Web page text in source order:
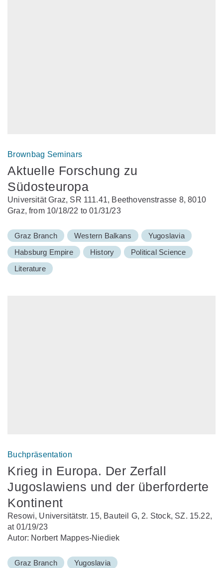
Brownbag Seminars
Aktuelle Forschung zu
Südosteuropa
Universität Graz, SR 111.41, Beethovenstrasse 8, 8010
Graz, from 10/18/22 to 01/31/23
Graz Branch Western Balkans
Yugoslavia
Habsburg Empire
History
Political Science
Literature
Buchpräsentation
Krieg in Europa. Der Zerfall
Jugoslawiens und der überforderte
Kontinent
Resowi, Universitätstr. 15, Bauteil G, 2. Stock, SZ. 15.22,
at 01/19/23
Autor: Norbert Mappes-Niediek
Graz Branch
Yugoslavia